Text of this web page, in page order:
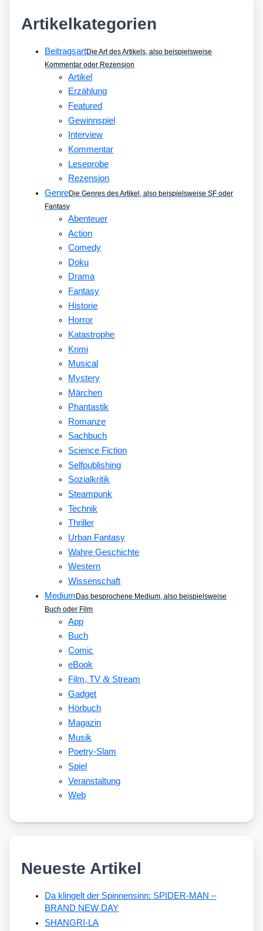
Artikelkategorien
BeitragsartDie Art des Artikels, also beispielsweise
Kommentar oder Rezension
Artikel
Erzählung
Featured
Gewinnspiel
Interview
Kommentar
Leseprobe
Rezension
GenreDie Genres des Artikel, also beispielsweise SF oder
Fantasy
Abenteuer
Action
Comedy
Doku
Drama
Fantasy
Historie
Horror
Katastrophe
Krimi
Musical
Mystery
Märchen
Phantastik
Romanze
Sachbuch
Science Fiction
Selfpublishing
Sozialkritik
Steampunk
Technik
Thriller
Urban Fantasy
Wahre Geschichte
Western
Wissenschaft
MediumDas besprochene Medium, also beispielsweise
Buch oder Film
App
Buch
Comic
eBook
Film, TV&Stream
Gadget
Hörbuch
Magazin
Musik
Poetry-Slam
Spiel
Veranstaltung
Web
Neueste Artikel
Da klingelt der Spinnensinn: SPIDER-MAN –
BRAND NEW DAY
SHANGRI-LA